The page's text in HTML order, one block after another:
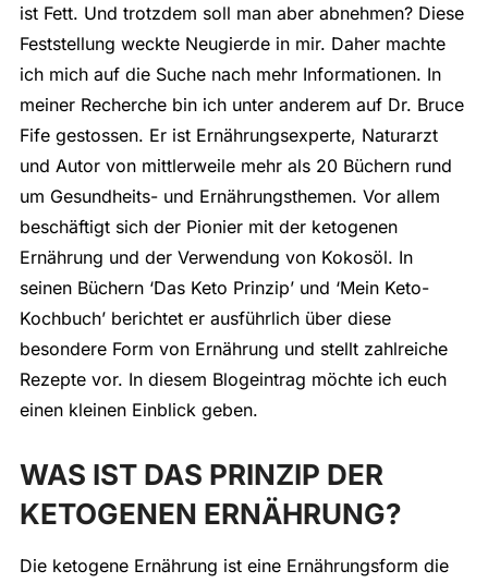
ist Fett. Und trotzdem soll man aber abnehmen? Diese
Feststellung weckte Neugierde in mir. Daher machte
ich mich auf die Suche nach mehr Informationen. In
meiner Recherche bin ich unter anderem auf Dr. Bruce
Fife gestossen. Er ist Ernährungsexperte, Naturarzt
und Autor von mittlerweile mehr als 20 Büchern rund
um Gesundheits- und Ernährungsthemen. Vor allem
beschäftigt sich der Pionier mit der ketogenen
Ernährung und der Verwendung von Kokosöl. In
seinen Büchern ‘Das Keto Prinzip’ und ‘Mein Keto-
Kochbuch’ berichtet er ausführlich über diese
besondere Form von Ernährung und stellt zahlreiche
Rezepte vor. In diesem Blogeintrag möchte ich euch
einen kleinen Einblick geben.
WAS IST DAS PRINZIP DER
KETOGENEN ERNÄHRUNG?
Die ketogene Ernährung ist eine Ernährungsform die